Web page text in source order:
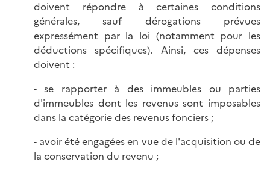
doivent répondre à certaines conditions
générales, sauf dérogations prévues
expressément par la loi (notamment pour les
déductions spécifiques). Ainsi, ces dépenses
doivent :
- se rapporter à des immeubles ou parties
d'immeubles dont les revenus sont imposables
dans la catégorie des revenus fonciers ;
- avoir été engagées en vue de l'acquisition ou de
la conservation du revenu ;